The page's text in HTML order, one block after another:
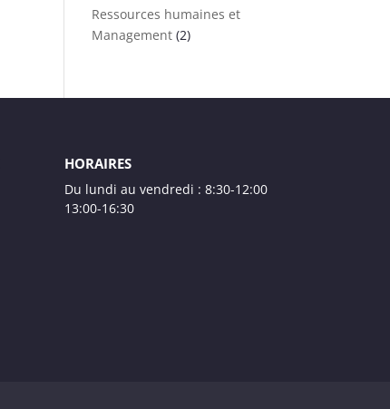
Ressources humaines et
Management (2)
HORAIRES
Du lundi au vendredi : 8:30-12:00
13:00-16:30